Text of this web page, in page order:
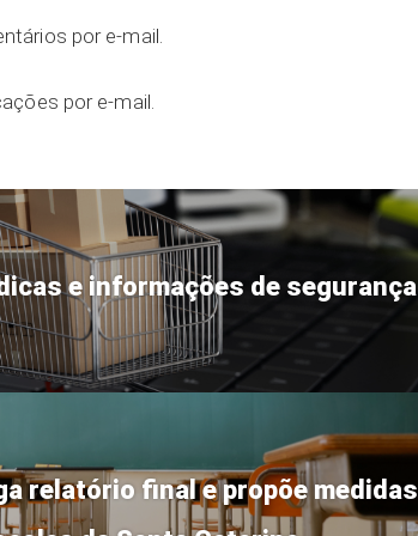
por e-mail.
por e-mail.
e informações de segurança
relatório final e propõe medidas